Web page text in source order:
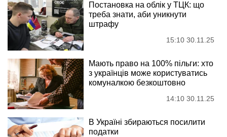
Постановка на облік у ТЦК: що
треба знати, аби уникнути
штрафу
15:10 30.11.25
Мають право на 100% пільги: хто
з українців може користуватись
комуналкою безкоштовно
14:10 30.11.25
В Україні збираються посилити
податки